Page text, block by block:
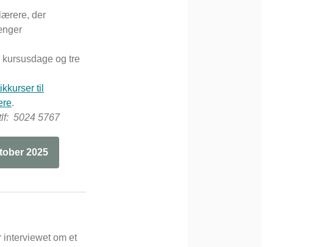
der
og tre
til
.
5024 5767
2025
interviewet om et